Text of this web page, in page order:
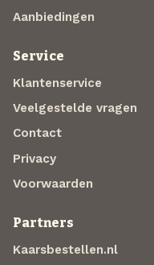
Aanbiedingen
Service
Klantenservice
Veelgestelde vragen
Contact
Privacy
Voorwaarden
Partners
Kaarsbestellen.nl